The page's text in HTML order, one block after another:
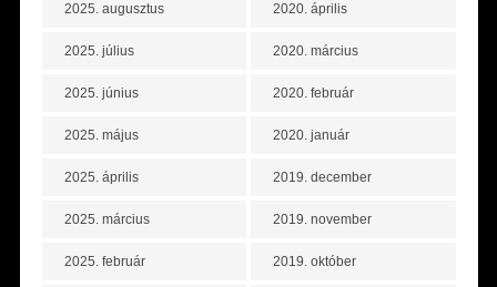
2025. augusztus
2025. július
2025. június
2025. május
2025. április
2025. március
2025. február
2020. április
2020. március
2020. február
2020. január
2019. december
2019. november
2019. október